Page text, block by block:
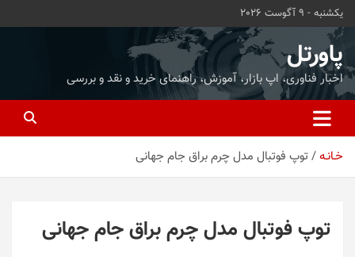
محتوا
بروید
یکشنبه - 9 آگوست 2026
پاورتل
اخبار فناوری، اپ بازار، آموزش، راهنمای خرید و نقد و بررسی
خـانـه توپ فوتبال مدل چرم براق جام جهانی
توپ فوتبال مدل چرم براق جام جهانی